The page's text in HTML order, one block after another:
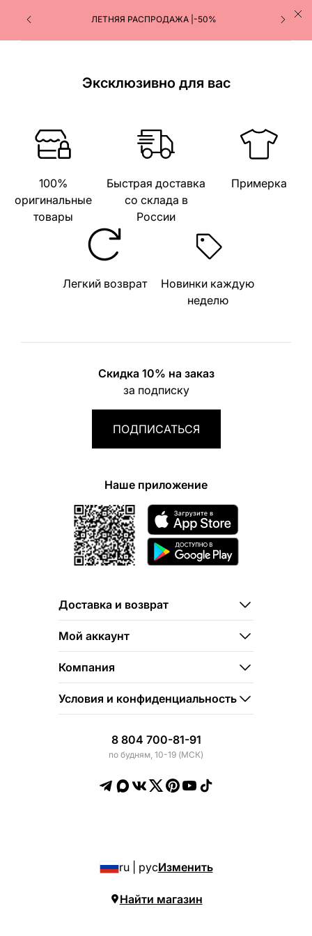
ЛЕТНЯЯ РАСПРОДАЖА |-50%
Эксклюзивно для вас
100%
оригинальные
товары
Быстрая доставка
со склада в
России
Примерка
Легкий возврат
Новинки каждую
неделю
Скидка 10% на заказ
за подписку
ПОДПИСАТЬСЯ
Наше приложение
Доставка и возврат
Мой аккаунт
Компания
Условия и конфиденциальность
8 804 700-81-91
по будням, 10-19 (МСК)
ru | русИзменить
Найти магазин